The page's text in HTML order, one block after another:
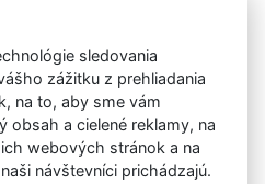
služieb HARMÓNIA
sledovania
zážitku z prehliadania
na to, aby sme vám
obsah a cielené reklamy, na
webových stránok a na
návštevníci prichádzajú.